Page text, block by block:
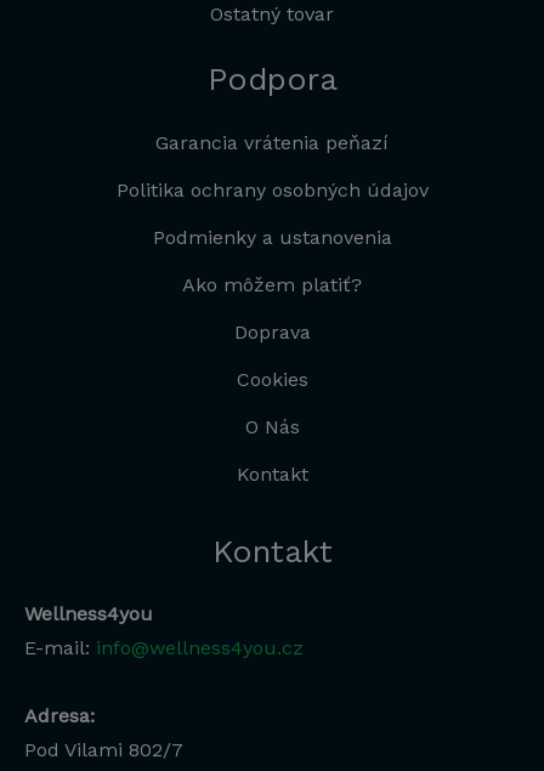
Ostatný tovar
Podpora
Garancia vrátenia peňazí
Politika ochrany osobných údajov
Podmienky a ustanovenia
Ako môžem platiť?
Doprava
Cookies
O Nás
Kontakt
Kontakt
Wellness4you
E-mail: info@wellness4you.cz
Adresa:
Pod Vilami 802/7